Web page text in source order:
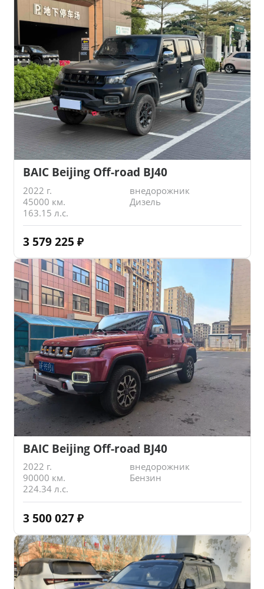
BAIC Beijing Off-road BJ40
2022 г.
внедорожник
45000 км.
Дизель
163.15 л.с.
3 579 225 ₽
BAIC Beijing Off-road BJ40
2022 г.
внедорожник
90000 км.
Бензин
224.34 л.с.
3 500 027 ₽